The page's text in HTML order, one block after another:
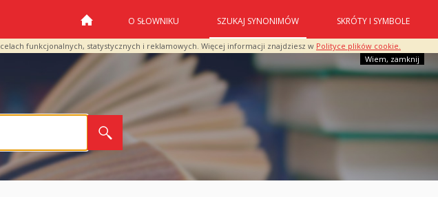
funkcjonalnych, statystycznych i reklamowych. Więcej informacji znajdziesz w Polityce plików cookie.
Wiem, zamknij
O SŁOWNIKU SZUKAJ SYNONIMÓW SKRÓTY I SYMBOLE